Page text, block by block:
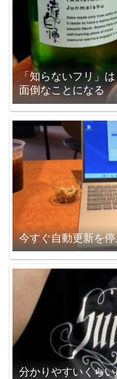
「知らないフリ」
面倒なことになる
今すぐ自動更新を
分かりやすいくら